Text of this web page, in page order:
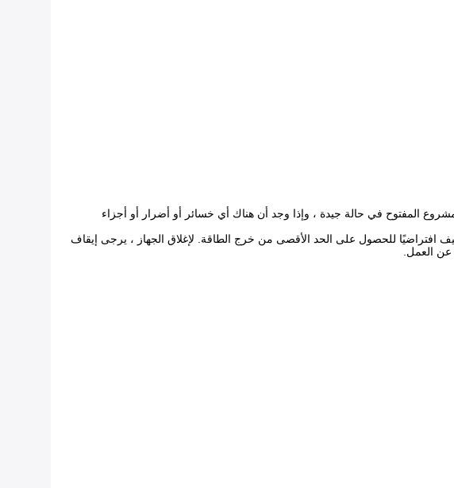
المفتوح في حالة جيدة ، وإذا وجد أن هناك أي خسائر أو أضرار أو أجزاء
افتراضيًا للحصول على الحد الأقصى من خرج الطاقة. لإغلاق الجهاز ، يرجى إيقاف